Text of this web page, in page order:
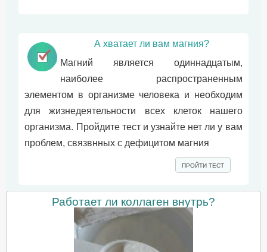
А хватает ли вам магния?
Магний является одиннадцатым,
наиболее распространенным
элементом в организме человека и необходим
для жизнедеятельности всех клеток нашего
организма. Пройдите тест и узнайте нет ли у вам
проблем, связвнных с дефицитом магния
ПРОЙТИ ТЕСТ
Работает ли коллаген внутрь?